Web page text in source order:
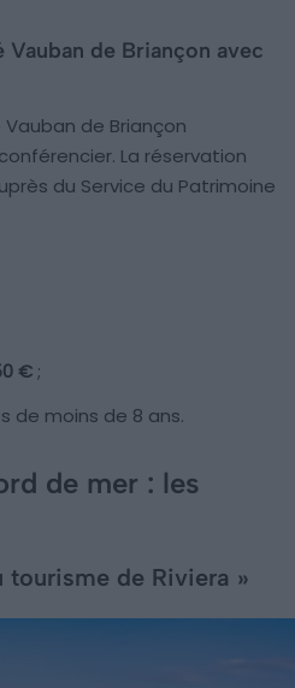
de Briançon avec
de Briançon
La réservation
du Service du Patrimoine
€;
de moins de 8 ans.
de mer : les
tourisme de Riviera »